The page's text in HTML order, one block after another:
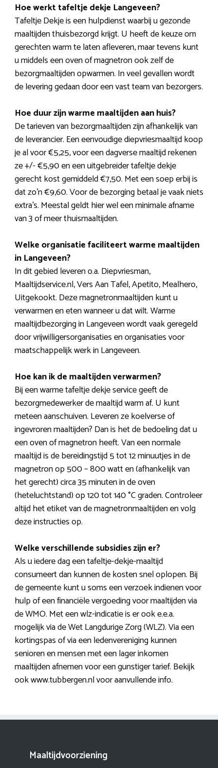
Hoe werkt tafeltje dekje Langeveen?
Tafeltje Dekje is een hulpdienst waarbij u gezonde
maaltijden thuisbezorgd krijgt. U heeft de keuze om
gerechten warm te laten afleveren, maar tevens kunt
u middels een oven of magnetron ook zelf de
bezorgmaaltijden opwarmen. In veel gevallen wordt
de levering gedaan door een vast team van bezorgers.
Hoe duur zijn warme maaltijden aan huis?
De tarieven van bezorgmaaltijden zijn afhankelijk van
de leverancier. Een eenvoudige diepvriesmaaltijd koop
je al voor €5,25, voor een dagverse maaltijd rekenen
ze +/- €5,90 en een uitgebreider tafeltje dekje
gerecht kost gemiddeld €7,50. Met een soep erbij is
dat zo’n €9,60. Voor de bezorging betaal je vaak niets
extra’s. Meestal geldt hier wel een minimale afname
van 3 of meer thuismaaltijden.
Welke organisatie faciliteert warme maaltijden
in Langeveen?
In dit gebied leveren o.a. Diepvriesman,
Maaltijdservice.nl, Vers Aan Tafel, Apetito, Mealhero,
Uitgekookt. Deze magnetronmaaltijden kunt u
verwarmen en eten wanneer u dat wilt. Warme
maaltijdbezorging in Langeveen wordt vaak geregeld
door vrijwilligersorganisaties en organisaties voor
maatschappelijk werk in Langeveen.
Hoe kan ik de maaltijden verwarmen?
Bij een warme tafeltje dekje service geeft de
bezorgmedewerker de maaltijd warm af. U kunt
meteen aanschuiven. Leveren ze koelverse of
ingevroren maaltijden? Dan is het de bedoeling dat u
een oven of magnetron heeft. Van een normale
maaltijd is de bereidingstijd 5 tot 12 minuutjes in de
magnetron op 500 – 800 watt en (afhankelijk van
het gerecht) circa 35 minuten in de oven
(heteluchtstand) op 120 tot 140 °C graden. Controleer
altijd het etiket van de magnetronmaaltijden en volg
deze instructies op.
Welke verschillende subsidies zijn er?
Als u iedere dag een tafeltje-dekje-maaltijd
consumeert dan kunnen de kosten snel oplopen. Bij
de gemeente kunt u soms een verzoek indienen voor
hulp of een financiële vergoeding voor maaltijden via
de WMO. Met een wlz-indicatie is er ook e.e.a.
mogelijk via de Wet Langdurige Zorg (WLZ). Via een
kortingspas of via een ledenvereniging kunnen
senioren en mensen met een lager inkomen
maaltijden afnemen voor een gunstiger tarief. Bekijk
ook www.tubbergen.nl voor aanvullende info.
Maaltijdvoorziening